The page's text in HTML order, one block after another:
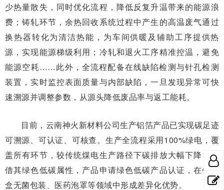
少热量散失，同时优化流程，降低反复升温带来的能源浪
费；铸轧环节，余热回收系统过程中产生的高温废气通过
换热器转化为清洁热能，为车间供暖及辅助工序提供热
源，实现能源梯级利用；冷轧和退火工序精准控温，避免
能源空耗……此外，全流程配备在线缺陷检测与针孔检测
装置，实时监控表面质量与内部缺陷，一旦发现异常可快
速溯源并调整参数，从源头降低废品率与返工能耗。
目前，云南神火新材料公司生产铝箔产品已实现碳足迹
可溯源、可认证、可核查。生产全流程采用100%绿电，覆
盖所有环节，较传统煤电生产路径下碳排放大幅下降，凭
借其绿色低碳属性，产品申请绿色低碳产品认证，在牛奶
盒无菌包装、医药泡罩等领域中形成差异化优势。